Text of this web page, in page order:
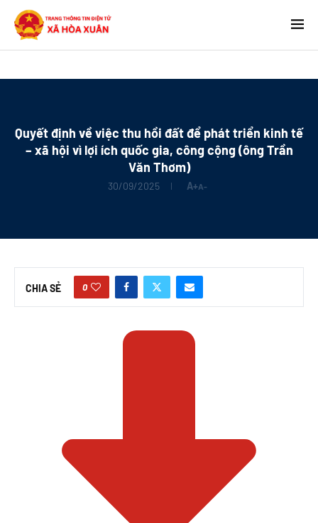
Quyết định về việc thu hồi đất để phát triển kinh tế
– xã hội vì lợi ích quốc gia, công cộng (ông Trần
Văn Thơm)
30/09/2025 A+A-
CHIA SẺ 0